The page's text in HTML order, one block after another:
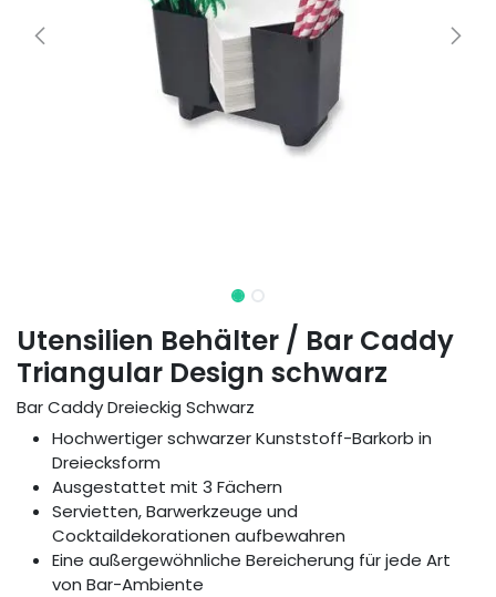
Utensilien Behälter / Bar Caddy
Triangular Design schwarz
Bar Caddy Dreieckig Schwarz
Hochwertiger schwarzer Kunststoff-Barkorb in
Dreiecksform
Ausgestattet mit 3 Fächern
Servietten, Barwerkzeuge und
Cocktaildekorationen aufbewahren
Eine außergewöhnliche Bereicherung für jede Art
von Bar-Ambiente